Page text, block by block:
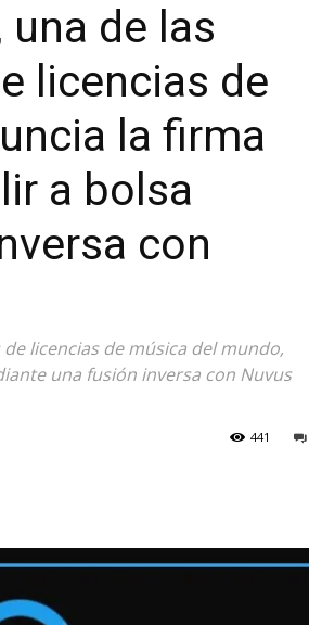
de las
licencias de
la firma
a bolsa
con
licencias de música del mundo,
una fusión inversa con Nuvus
441